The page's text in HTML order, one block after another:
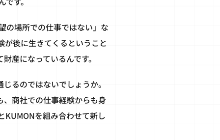
の場所での仕事ではない」な
が後に生きてくるということ
産になっているんです。
るのではないでしょうか。
商社での仕事経験からも身
KUMONを組み合わせて新し